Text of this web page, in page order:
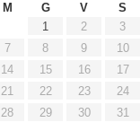
M G V S
1
2 3
7 8 9 10
14 15 16 17
21 22 23 24
28 29 30
31